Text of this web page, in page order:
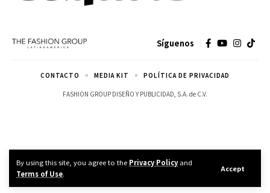
By using this site, you agree to the Privacy Policyand
Terms of Use.
Accept
Síguenos
FASHION GROUP DISEÑO Y PUBLICIDAD, S.A. de C.V.
CONTACTO MEDIA KIT POLÍTICA DE PRIVACIDAD